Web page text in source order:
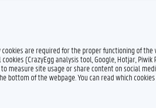
are required for the proper functioning of
(CrazyEgg analysis tool, Google, Hotjar, Piwik
measure site usage or share content on social
of the webpage. You can read which